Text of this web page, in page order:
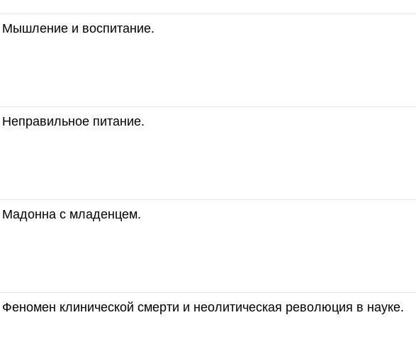
Мышление и воспитание.
Неправильное питание.
Мадонна с младенцем.
Феномен клинической смерти и неолитическая революция в науке.